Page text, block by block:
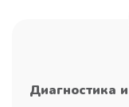
Диагностика